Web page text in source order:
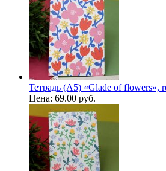
Тетрадь (A5) «Glade of flowers»,
Цена: 69.00 руб.